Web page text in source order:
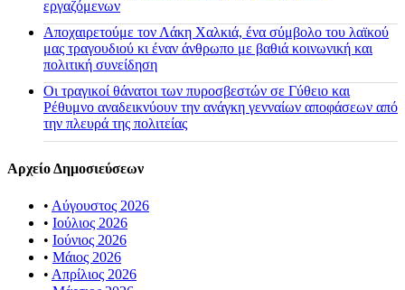
εργαζόμενων
Αποχαιρετούμε τον Λάκη Χαλκιά, ένα σύμβολο του λαϊκού
μας τραγουδιού κι έναν άνθρωπο με βαθιά κοινωνική και
πολιτική συνείδηση
Οι τραγικοί θάνατοι των πυροσβεστών σε Γύθειο και
Ρέθυμνο αναδεικνύουν την ανάγκη γενναίων αποφάσεων από
την πλευρά της πολιτείας
Αρχείο Δημοσιεύσεων
• Αύγουστος 2026
• Ιούλιος 2026
• Ιούνιος 2026
• Μάιος 2026
• Απρίλιος 2026